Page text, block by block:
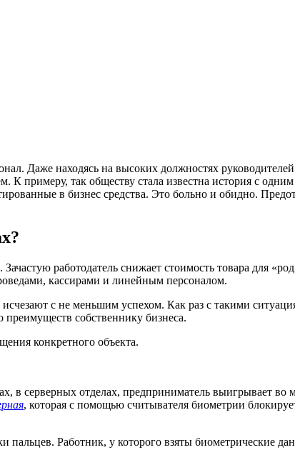
Даже находясь на высоких должностях
примеру, так обществу стала известна история с
в бизнес средства. Это больно и обидно.
работодатель снижает стоимость товара для
кассирами и линейным персоналом.
с не меньшим успехом. Как раз с такими
собственнику бизнеса.
конкретного объекта.
в серверных отделах, предприниматель выигрывает
, которая с помощью считывателя биометрии
пальцев. Работник, у которого взяты биометрические